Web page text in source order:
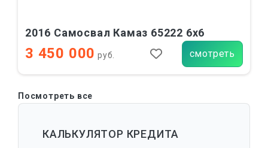
2016 Самосвал Камаз 65222 6х6
3 450 000 руб. смотреть
Посмотреть все
КАЛЬКУЛЯТОР КРЕДИТА